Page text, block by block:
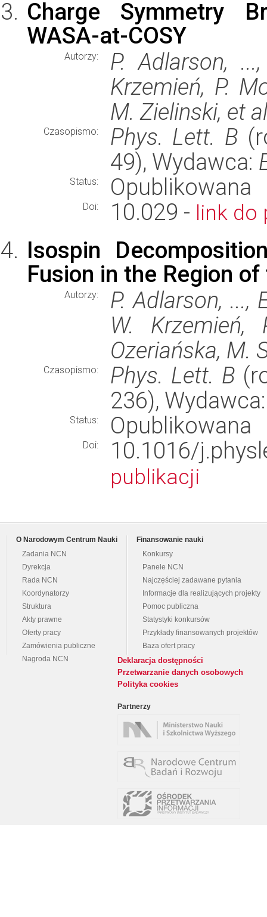
Charge Symmetry
WASA-at-COSY
Autorzy:
P. Adlarson,
Krzemień, P.
M. Zielinski, et
Czasopismo: Phys. Lett. B
49), Wydawca:
Status: Opublikowana
Doi: 10.029 - link do
Isospin
Fusion in the Region
Autorzy:
P. Adlarson, ...,
W. Krzemień,
Ozeriańska, M.
Czasopismo: Phys. Lett. B
236),
Status: Opublikowana
Doi: 10.1016/
publikacji
O Narodowym Centrum Nauki
Zadania NCN
Dyrekcja
Rada NCN
Koordynatorzy
Struktura
Akty prawne
Oferty pracy
Zamówienia publiczne
Nagroda NCN
Finansowanie nauki
Konkursy
Panele NCN
Najczęściej zadawane pytania
Informacje dla realizujących projekty
Pomoc publiczna
Statystyki konkursów
Przykłady finansowanych projektów
Baza ofert pracy
Deklaracja dostępności
Przetwarzanie danych osobowych
Polityka cookies
Partnerzy